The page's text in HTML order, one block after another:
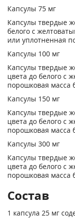
Капсулы 75 мг
Капсулы твердые
белого с
или уплотненная
Капсулы 100 мг
Капсулы твердые
цвета до белого с
порошковая масса
Капсулы 150 мг
Капсулы твердые
цвета до белого с
порошковая масса
Капсулы 300 мг
Капсулы твердые
цвета до белого с
порошковая масса
Состав
1 капсула 25 мг